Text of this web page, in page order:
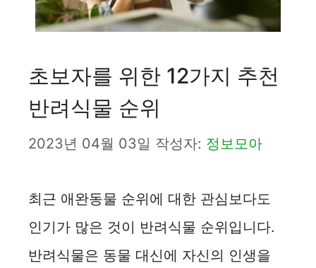
초보자를 위한 12가지 추천
반려식물 순위
2023년 04월 03일 작성자: 정보모아
최근 애완동물 순위에 대한 관심보다도
인기가 많은 것이 반려식물 순위입니다.
반려식물은 동물 대신에 자신의 인생을